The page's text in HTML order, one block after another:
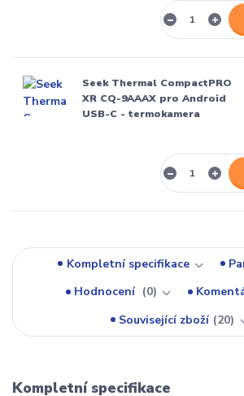
Seek Thermal CompactPRO
XR CQ-9AAAX pro Android
USB-C - termokamera
Kompletní specifikace
Hodnocení
0
Související zboží 20
Kompletní specifikace